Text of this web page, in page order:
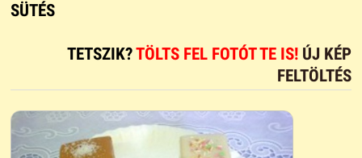
SÜTÉS
TETSZIK?TÖLTS FEL FOTÓT TE IS! ÚJ KÉP
FELTÖLTÉS